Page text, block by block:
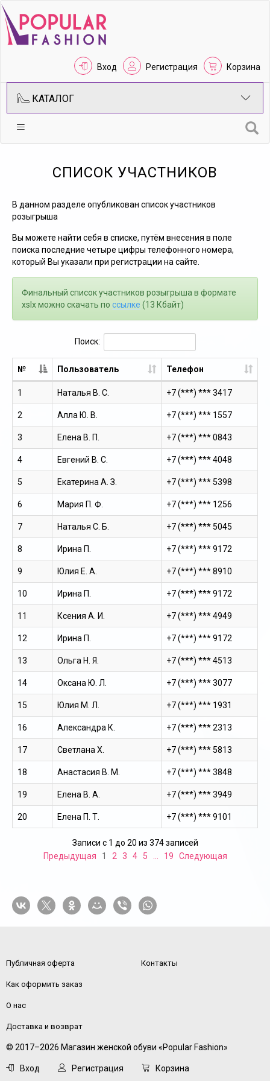
Вход Регистрация Корзина
КАТАЛОГ
СПИСОК УЧАСТНИКОВ
В данном разделе опубликован список участников
розыгрыша
Вы можете найти себя в списке, путём внесения в поле
поиска последние четыре цифры телефонного номера,
который Вы указали при регистрации на сайте.
Финальный список участников розыгрыша в формате
xslx можно скачать по ссылке (13 Кбайт)
Поиск:
№ Пользователь Телефон
1 Наталья В. С. +7 (***) *** 3417
2 Алла Ю. В. +7 (***) *** 1557
3 Елена В. П. +7 (***) *** 0843
4 Евгений В. С. +7 (***) *** 4048
5 Екатерина А. З. +7 (***) *** 5398
6 Мария П. Ф. +7 (***) *** 1256
7 Наталья С. Б. +7 (***) *** 5045
8 Ирина П. +7 (***) *** 9172
9 Юлия Е. А. +7 (***) *** 8910
10 Ирина П. +7 (***) *** 9172
11 Ксения А. И. +7 (***) *** 4949
12 Ирина П. +7 (***) *** 9172
13 Ольга Н. Я. +7 (***) *** 4513
14 Оксана Ю. Л. +7 (***) *** 3077
15 Юлия М. Л. +7 (***) *** 1931
16 Александра К. +7 (***) *** 2313
17 Светлана Х. +7 (***) *** 5813
18 Анастасия В. М. +7 (***) *** 3848
19 Елена В. А. +7 (***) *** 3949
20 Елена П. Т. +7 (***) *** 9101
Записи с 1 до 20 из 374 записей
Предыдущая
1 2 3 4 5 19 Следующая
Публичная оферта
Как оформить заказ
О нас
Доставка и возврат
Контакты
© 2017–2026 Магазин женской обуви «Popular Fashion»
Вход Регистрация Корзина